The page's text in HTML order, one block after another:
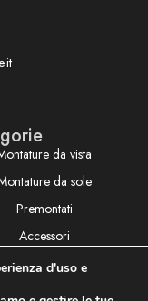
da vista
da sole
Premontati
Accessori
d'uso e